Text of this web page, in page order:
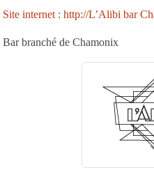
Site internet : http://L’Alibi bar
Bar branché de Chamonix